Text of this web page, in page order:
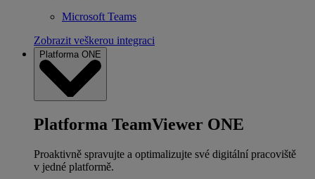
Microsoft Teams
Zobrazit veškerou integraci
Platforma ONE
Platforma TeamViewer ONE
Proaktivně spravujte a optimalizujte své digitální pracoviště
v jedné platformě.